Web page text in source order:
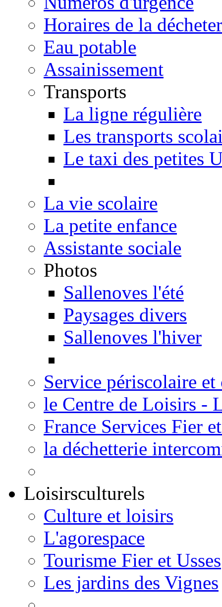
Horaires de la
Eau potable
Assainissement
Transports
La ligne régulière
Les transports
Le taxi des petites
La vie scolaire
La petite enfance
Assistante sociale
Photos
Sallenoves l'été
Paysages divers
Sallenoves l'hiver
Service périscolaire et
le Centre de Loisirs -
France Services Fier
la déchetterie
Loisirsculturels
Culture et loisirs
L'agorespace
Tourisme Fier et Usses
Les jardins des Vignes